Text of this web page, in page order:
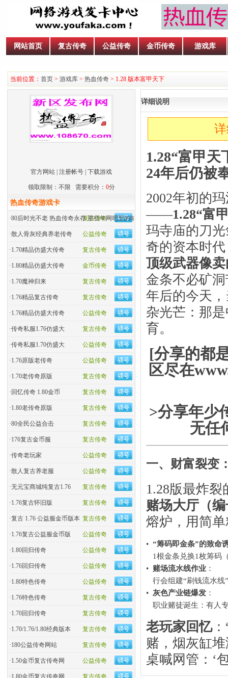
网站首页 复古传奇 公益传奇 金币传奇 游戏库
当前位置： 首页 > 游戏库 > 热血传奇 > 1.28 版本富甲天下
官方网站 注册帐号 下载游戏
领取限制：不限 需要积分： 0分
热血传奇游戏卡
复古传奇
·80后时光不老 热血传奇永存 那些年网吧里的呐喊
公益传奇
·散人骨灰经典养老传奇
复古传奇
·1.70精品仿盛大传奇
金币传奇
·1.80精品仿盛大传奇
复古传奇
·1.70魔神归来
复古传奇
·1.76精品复古传奇
公益传奇
·1.76精品仿盛大传奇
复古传奇
·传奇私服1.76仿盛大
公益传奇
·传奇私服1.70仿盛大
公益传奇
·1.76原版老传奇
复古传奇
·1.70老传奇原版
复古传奇
· 回忆传奇 1.80金币
复古传奇
·1.80老传奇原版
复古传奇
·80全民公益合击
复古传奇
·176复古金币服
公益传奇
·传奇老玩家
公益传奇
·散人复古养老服
复古传奇
·无元宝商城纯复古1.76
复古传奇
·1.76复古怀旧版
复古传奇
·复古 1.76 公益服金币版本
公益传奇
·1.76复古公益服金币版
公益传奇
·1.80回归传奇
公益传奇
·1.76回归传奇
公益传奇
·1.80特色传奇
复古传奇
·1.76特色传奇
复古传奇
·1.70回归传奇
复古传奇
·1.70/1.76/1.80经典版本
复古传奇
·180公益传奇网站
公益传奇
·1.50金币复古传奇网
复古传奇
·1.80金币复古传奇网
详细说明
1.28“富甲
24年后仍被
2002年初的
——1.28“富
玛寺庙的刀
奇的资本时
顶级武器像
金条不必矿
年后的今天
杂光芒：那
育。
[分享的都
区尽在
>分享年少
无任
一、 财富裂变
1.28版最炸
赌场大厅（
熔炉，用简
• ​“筹码即金条”的致命
1根金条兑换1枚筹码
• 赌场流水线作业 ​：
行会组建“刷钱流水
• 灰色产业链爆发 ​：
职业赌徒诞生：有人
老玩家回忆
赌，烟灰缸
桌喊网管：‘